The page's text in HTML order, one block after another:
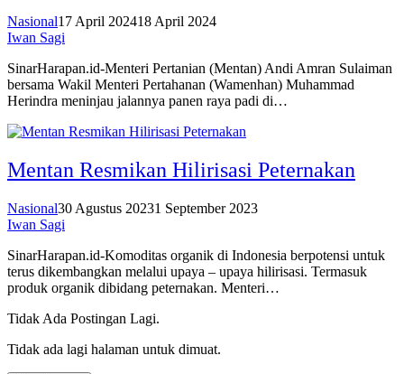
Nasional17 April 202418 April 2024
Iwan Sagi
SinarHarapan.id-Menteri Pertanian (Mentan) Andi Amran Sulaiman
bersama Wakil Menteri Pertahanan (Wamenhan) Muhammad
Herindra meninjau jalannya panen raya padi di…
Mentan Resmikan Hilirisasi Peternakan
Nasional30 Agustus 20231 September 2023
Iwan Sagi
SinarHarapan.id-Komoditas organik di Indonesia berpotensi untuk
terus dikembangkan melalui upaya – upaya hilirisasi. Termasuk
produk organik dibidang peternakan. Menteri…
Tidak Ada Postingan Lagi.
Tidak ada lagi halaman untuk dimuat.